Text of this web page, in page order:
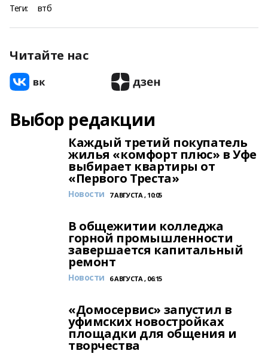
Теги: втб
Читайте нас
Выбор редакции
Каждый третий покупатель
жилья «комфорт плюс» в Уфе
выбирает квартиры от
«Первого Треста»
Новости 7 АВГУСТА , 10:05
В общежитии колледжа
горной промышленности
завершается капитальный
ремонт
Новости 6 АВГУСТА , 06:15
«Домосервис» запустил в
уфимских новостройках
площадки для общения и
творчества